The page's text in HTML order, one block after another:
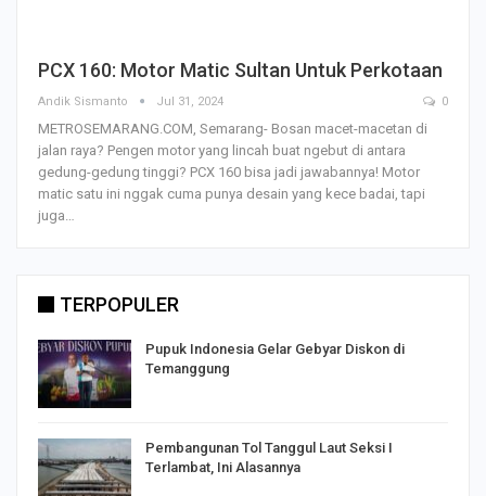
PCX 160: Motor Matic Sultan Untuk Perkotaan
Andik Sismanto Jul 31, 2024 0
METROSEMARANG.COM, Semarang- Bosan macet-macetan di
jalan raya? Pengen motor yang lincah buat ngebut di antara
gedung-gedung tinggi? PCX 160 bisa jadi jawabannya! Motor
matic satu ini nggak cuma punya desain yang kece badai, tapi
juga…
TERPOPULER
Pupuk Indonesia Gelar Gebyar Diskon di
Temanggung
Pembangunan Tol Tanggul Laut Seksi I
Terlambat, Ini Alasannya